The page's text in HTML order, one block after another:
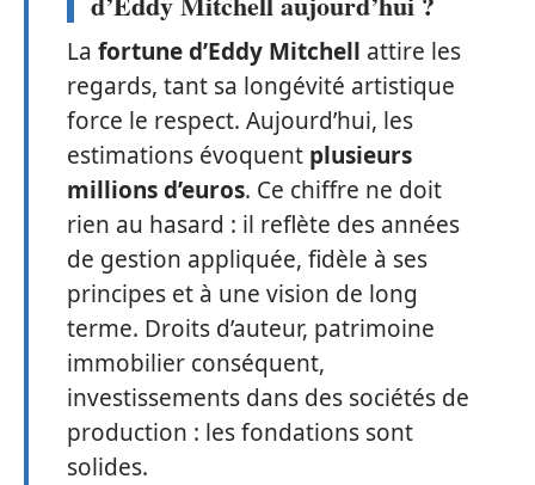
La fortune d’Eddy Mitchell attire les
regards, tant sa longévité artistique
force le respect. Aujourd’hui, les
estimations évoquent plusieurs
millions d’euros. Ce chiffre ne doit
rien au hasard : il reflète des années
de gestion appliquée, fidèle à ses
principes et à une vision de long
terme. Droits d’auteur, patrimoine
immobilier conséquent,
investissements dans des sociétés de
production : les fondations sont
solides.